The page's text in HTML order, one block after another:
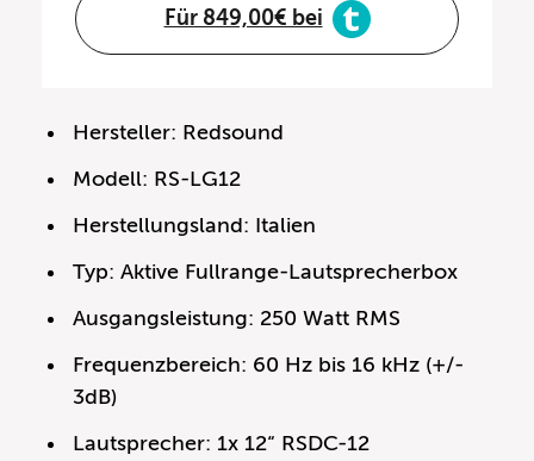
Für 849,00€ bei
Hersteller: Redsound
Modell: RS-LG12
Herstellungsland: Italien
Typ: Aktive Fullrange-Lautsprecherbox
Ausgangsleistung: 250 Watt RMS
Frequenzbereich: 60 Hz bis 16 kHz (+/-
3dB)
Lautsprecher: 1x 12“ RSDC-12